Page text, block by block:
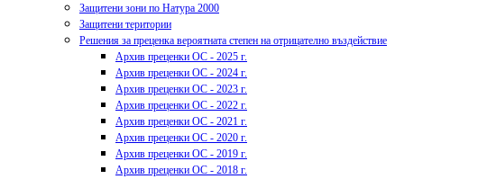
Защитени зони по Натура 2000
Защитени територии
Решения за преценка вероятната степен на отрицателно въздействие
Архив преценки ОС - 2025 г.
Архив преценки ОС - 2024 г.
Архив преценки ОС - 2023 г.
Архив преценки ОС - 2022 г.
Архив преценки ОС - 2021 г.
Архив преценки ОС - 2020 г.
Архив преценки ОС - 2019 г.
Архив преценки ОС - 2018 г.